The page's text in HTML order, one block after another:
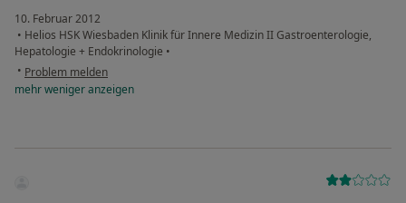
10. Februar 2012
• Helios HSK Wiesbaden Klinik für Innere Medizin II Gastroenterologie,
Hepatologie + Endokrinologie •
• Problem melden
mehrwenigeranzeigen